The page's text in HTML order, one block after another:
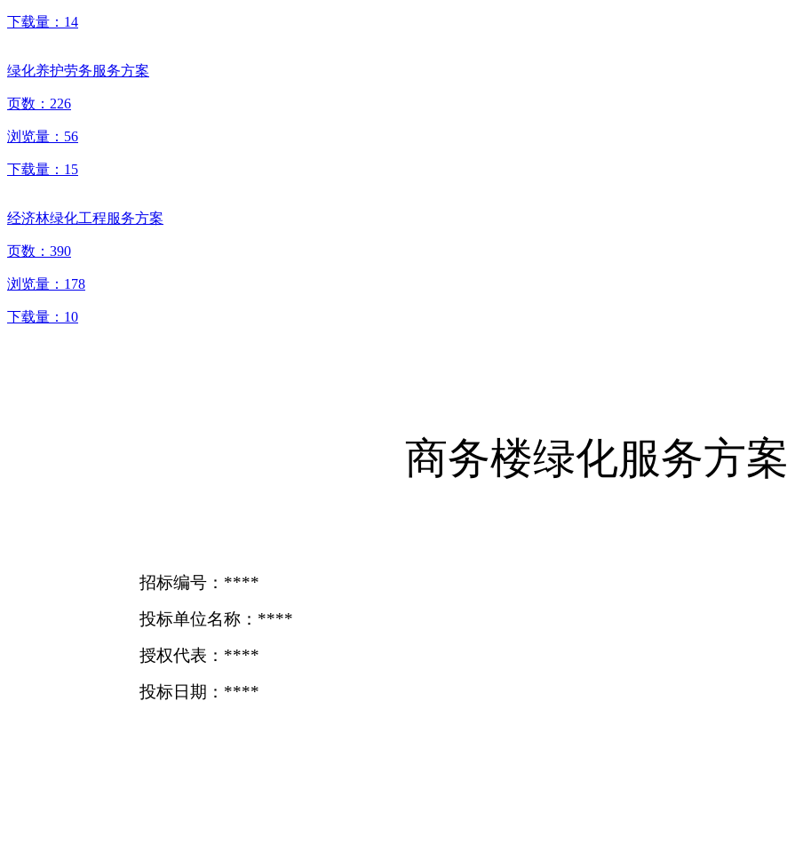
下载量： 14
绿化养护劳务服务方案
页数： 226
浏览量： 56
下载量： 15
经济林绿化工程服务方案
页数： 390
浏览量： 178
下载量： 10
商务楼绿化服务方案
招标编号：****
投标单位名称：****
授权代表：****
投标日期：****